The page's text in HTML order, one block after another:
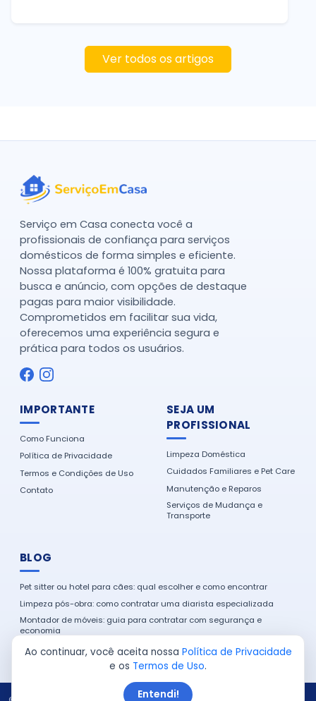
Ver todos os artigos
Serviço em Casa conecta você a
profissionais de confiança para serviços
domésticos de forma simples e eficiente.
Nossa plataforma é 100% gratuita para
busca e anúncio, com opções de destaque
pagas para maior visibilidade.
Comprometidos em facilitar sua vida,
oferecemos uma experiência segura e
prática para todos os usuários.
IMPORTANTE
Como Funciona
Política de Privacidade
Termos e Condições de Uso
Contato
SEJA UM
PROFISSIONAL
Limpeza Doméstica
Cuidados Familiares e Pet Care
Manutenção e Reparos
Serviços de Mudança e
Transporte
BLOG
Pet sitter ou hotel para cães: qual escolher e como encontrar
Limpeza pós-obra: como contratar uma diarista especializada
Montador de móveis: guia para contratar com segurança e
economia
Como encontrar um eletricista de confiança na sua cidade
Ao continuar, você aceita nossa Política de Privacidade
e os Termos de Uso.
Entendi!